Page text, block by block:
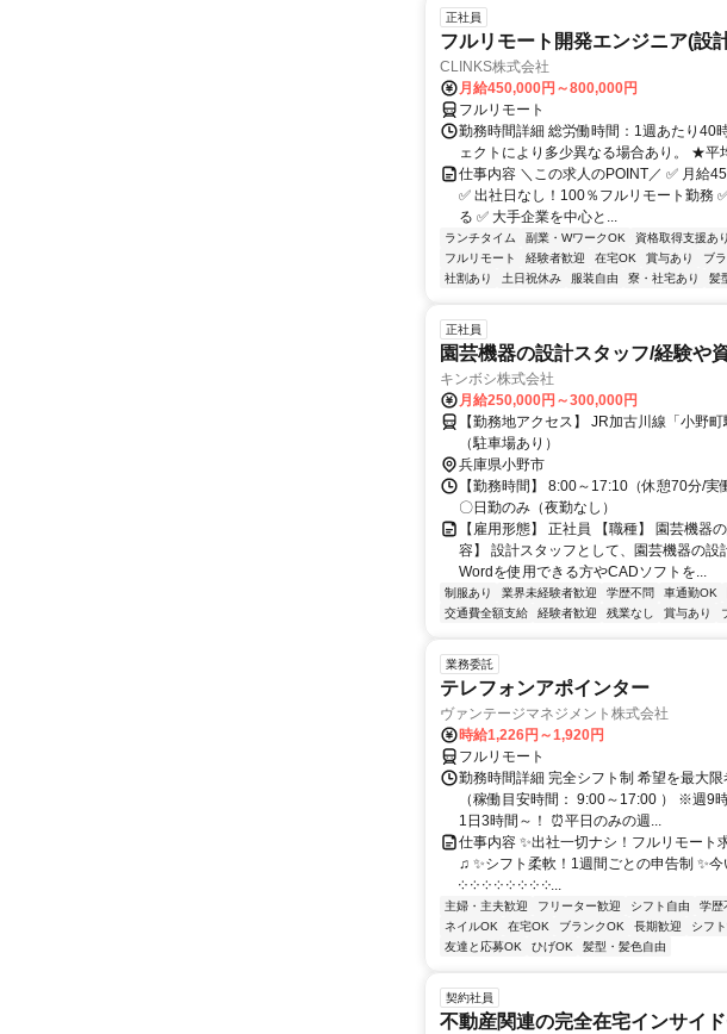
正社員
フルリモート開発エンジニア(設
CLINKS株式会社
月給450,000円～800,000円
フルリモート
勤務時間詳細 総労働時間：1週あたり
ェクトにより多少異なる場合あり。 ★平
仕事内容 ＼この求人のPOINT／ ✅ 月給
✅ 出社日なし！100％フルリモート勤務
る ✅ 大手企業を中心と...
ランチタイム 副業・WワークOK 資格取得支援あり
フルリモート
経験者歓迎 在宅OK 賞与あり ブ
社割あり
土日祝休み 服装自由 寮・社宅あり 髪
正社員
園芸機器の設計スタッフ/経験や
キンボシ株式会社
月給250,000円～300,000円
【勤務地アクセス】 JR加古川線「小野町駅」より徒歩5
（駐車場あり）
兵庫県小野市
【勤務時間】 8:00～17:10（休憩70分/
〇日勤のみ（夜勤なし）
【雇用形態】 正社員 【職種】 園芸機器
容】 設計スタッフとして、園芸機器の設
Wordを使用できる方やCADソフトを...
制服あり 業界未経験者歓迎 学歴不問 車通勤OK
交通費全額支給
経験者歓迎 残業なし 賞与あり
業務委託
テレフォンアポインター
ヴァンテージマネジメント株式会社
時給1,226円～1,920円
フルリモート
勤務時間詳細 完全シフト制 希望を最大
（稼働目安時間： 9:00～17:00 ） ※週9
1日3時間～！ ⏰平日のみの週...
仕事内容 ✨出社一切ナシ！フルリモート
♫ ✨シフト柔軟！1週間ごとの申告制 ✨
༶ ༶ ༶ ༶ ༶ ༶ ༶ ༶...
主婦・主夫歓迎 フリーター歓迎 シフト自由 学歴
ネイルOK
在宅OK ブランクOK 長期歓迎 シフ
友達と応募OK
ひげOK 髪型・髪色自由
契約社員
不動産関連の完全在宅インサイ